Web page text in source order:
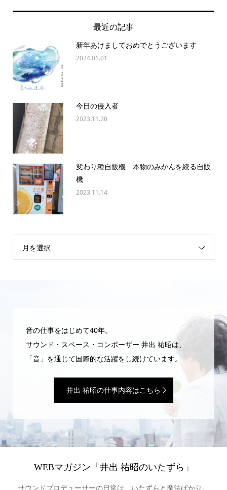
最近の記事
新年あけましておめでとうございます
2024.01.01
今日の侵入者
2023.11.20
変わり種自販機 本物のみかんを絞る自販
機
2023.11.14
月を選択
音の仕事をはじめて40年。
サウンド・スペース・コンポーザー 井出 祐昭は、
「音」を通じて国際的な活躍をし続けています。
井出 祐昭の仕事内容はこちら
WEBマガジン「井出 祐昭のいたずら」
サウンドプロデューサーの日常は、いたずらと魔法ばかり。